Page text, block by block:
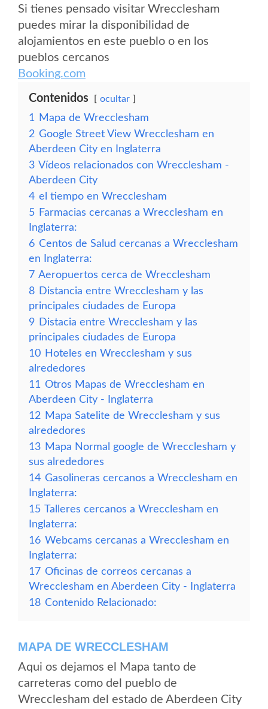
Si tienes pensado visitar Wrecclesham
puedes mirar la disponibilidad de
alojamientos en este pueblo o en los
pueblos cercanos
Booking.com
Contenidos ocultar
1
Mapa de Wrecclesham
2 Google Street View Wrecclesham en
Aberdeen City en Inglaterra
3 Vídeos relacionados con Wrecclesham -
Aberdeen City
4 el tiempo en Wrecclesham
5 Farmacias cercanas a Wrecclesham en
Inglaterra:
6 Centos de Salud cercanas a Wrecclesham
en Inglaterra:
7 Aeropuertos cerca de Wrecclesham
8 Distancia entre Wrecclesham y las
principales ciudades de Europa
9 Distacia entre Wrecclesham y las
principales ciudades de Europa
10 Hoteles en Wrecclesham y sus
alrededores
11 Otros Mapas de Wrecclesham en
Aberdeen City - Inglaterra
12 Mapa Satelite de Wrecclesham y sus
alrededores
13 Mapa Normal google de Wrecclesham y
sus alrededores
14 Gasolineras cercanos a Wrecclesham en
Inglaterra:
15 Talleres cercanos a Wrecclesham en
Inglaterra:
16 Webcams cercanas a Wrecclesham en
Inglaterra:
17 Oficinas de correos cercanas a
Wrecclesham en Aberdeen City - Inglaterra
18 Contenido Relacionado:
MAPA DE WRECCLESHAM
Aqui os dejamos el Mapa tanto de
carreteras como del pueblo de
Wrecclesham del estado de Aberdeen City